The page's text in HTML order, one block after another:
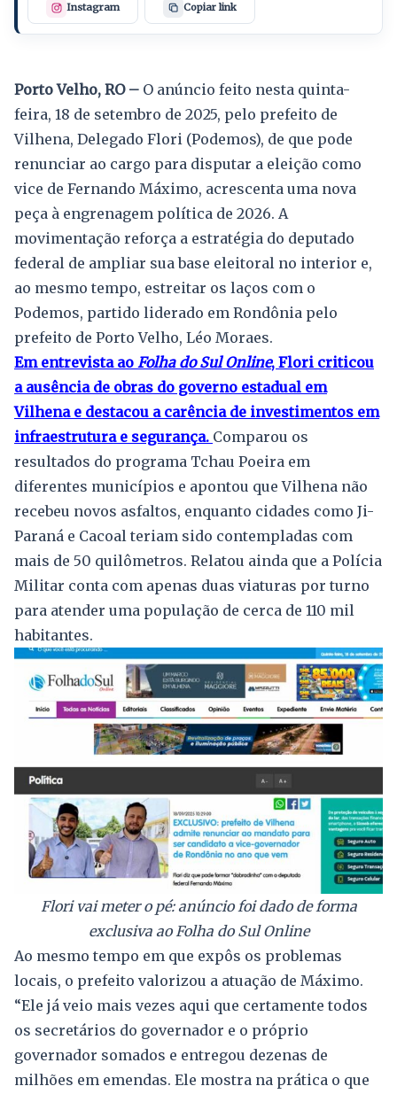
Instagram Copiar link
Porto Velho, RO – O anúncio feito nesta quinta-
feira, 18 de setembro de 2025, pelo prefeito de
Vilhena, Delegado Flori (Podemos), de que pode
renunciar ao cargo para disputar a eleição como
vice de Fernando Máximo, acrescenta uma nova
peça à engrenagem política de 2026. A
movimentação reforça a estratégia do deputado
federal de ampliar sua base eleitoral no interior e,
ao mesmo tempo, estreitar os laços com o
Podemos, partido liderado em Rondônia pelo
prefeito de Porto Velho, Léo Moraes.
Em entrevista ao Folha do Sul Online, Flori criticou
a ausência de obras do governo estadual em
Vilhena e destacou a carência de investimentos em
infraestrutura e segurança. Comparou os
resultados do programa Tchau Poeira em
diferentes municípios e apontou que Vilhena não
recebeu novos asfaltos, enquanto cidades como Ji-
Paraná e Cacoal teriam sido contempladas com
mais de 50 quilômetros. Relatou ainda que a Polícia
Militar conta com apenas duas viaturas por turno
para atender uma população de cerca de 110 mil
habitantes.
Flori vai meter o pé: anúncio foi dado de forma
exclusiva ao Folha do Sul Online
Ao mesmo tempo em que expôs os problemas
locais, o prefeito valorizou a atuação de Máximo.
“Ele já veio mais vezes aqui que certamente todos
os secretários do governador e o próprio
governador somados e entregou dezenas de
milhões em emendas. Ele mostra na prática o que